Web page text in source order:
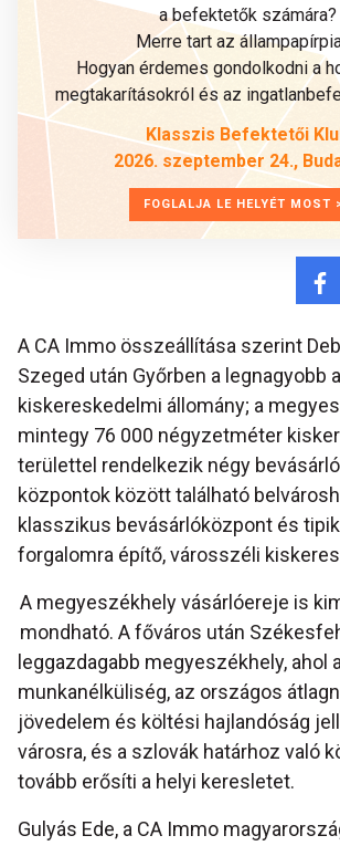
a befektetők számára?
Merre tart az
Hogyan érdemes gondolkodni a
megtakarításokról és az
Klasszis Befektetői
2026. szeptember 24.,
FOGLALJA LE HELYÉT MOST
A CA Immo összeállítása szerint
Szeged után Győrben a legnagyobb a
kiskereskedelmi állomány; a
mintegy 76 000 négyzetméter
területtel rendelkezik négy
központok között található
klasszikus bevásárlóközpont és
forgalomra építő, városszéli
A megyeszékhely vásárlóereje is
mondható. A főváros után
leggazdagabb megyeszékhely, ahol
munkanélküliség, az országos
jövedelem és költési hajlandóság
városra, és a szlovák határhoz való
tovább erősíti a helyi keresletet.
Gulyás Ede, a CA Immo